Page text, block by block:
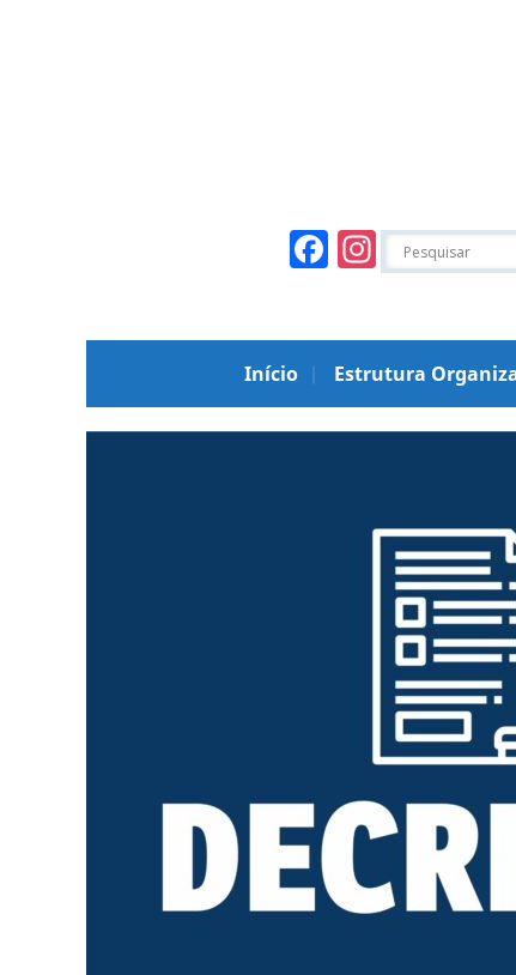
Facebook
Início Estrutura